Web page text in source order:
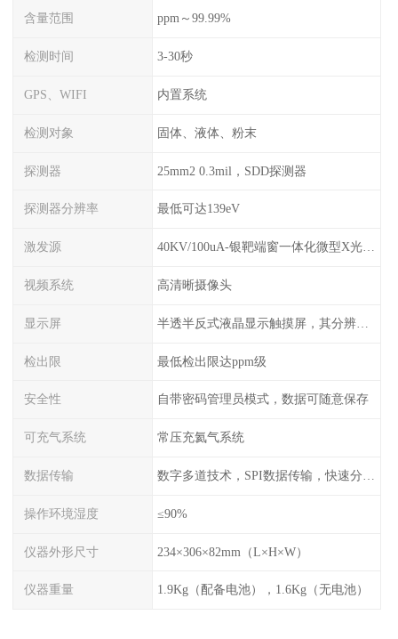
含量范围 ppm～99.99%
检测时间 3-30秒
GPS、WIFI 内置系统
检测对象 固体、液体、粉末
探测器 25mm2 0.3mil，SDD探测器
探测器分辨率 最低可达139eV
激发源 40KV/100uA-银靶端窗一体化微型X光管及高压电源
视频系统 高清晰摄像头
显示屏 半透半反式液晶显示触摸屏，其分辨率是640*480
检出限 最低检出限达ppm级
安全性 自带密码管理员模式，数据可随意保存
可充气系统 常压充氦气系统
数据传输
操作环境湿度 ≤90%
仪器外形尺寸 234×306×82mm（L×H×W）
仪器重量 1.9Kg（配备电池），1.6Kg（无电池）